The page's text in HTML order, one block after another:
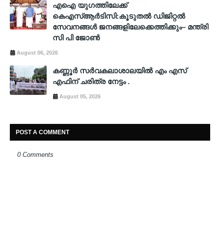
എഐ യുഗത്തിലേക്ക്
കെഎസ്ആർടിസി:കൂടുതൽ ഡിജിറ്റൽ
സേവനങ്ങൾ ജനങ്ങളിലേക്കെത്തിക്കും– മന്ത്രി
സി പി ജോൺ
August 06, 2026
കണ്ണൂർ സർവകലാശാലയിൽ എം എസ്
എഫിന് ചരിത്ര നേട്ടം .
August 05, 2026
POST A COMMENT
0 Comments